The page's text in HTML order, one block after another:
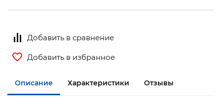
Добавить в сравнение
Добавить в избранное
Описание Характеристики Отзывы